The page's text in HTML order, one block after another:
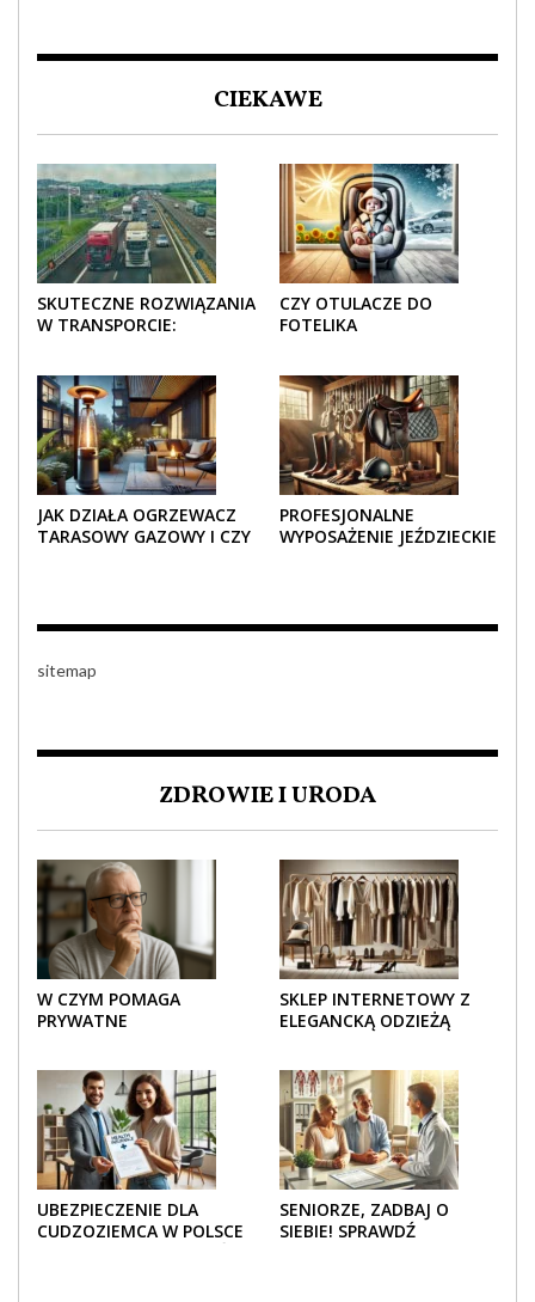
CIEKAWE
SKUTECZNE ROZWIĄZANIA
W TRANSPORCIE:
CZY OTULACZE DO
FOTELIKA
ZIMĄ?
JAK DZIAŁA OGRZEWACZ
TARASOWY GAZOWY I CZY
PROFESJONALNE
WYPOSAŻENIE JEŹDZIECKIE
sitemap
ZDROWIE I URODA
W CZYM POMAGA
PRYWATNE
SKLEP INTERNETOWY Z
ELEGANCKĄ ODZIEŻĄ
UBEZPIECZENIE DLA
CUDZOZIEMCA W POLSCE
SENIORZE, ZADBAJ O
SIEBIE! SPRAWDŹ